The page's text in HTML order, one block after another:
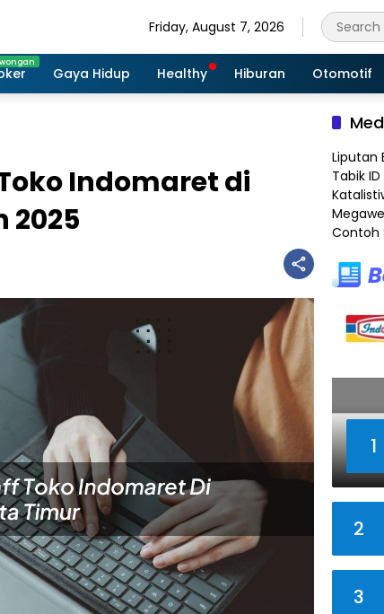
Friday, August 7, 2026
Gaya Hidup Healthy Hiburan Otomotif
Indomaret di
2025
Liputan
Tabik ID
Contoh
1
2
3